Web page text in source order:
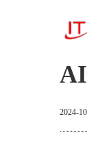
2024-